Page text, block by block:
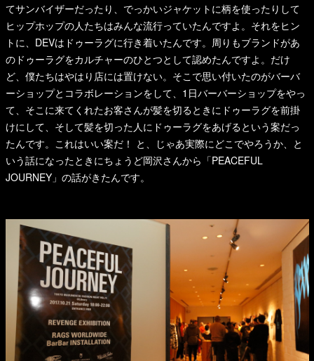
てサンバイザーだったり、でっかいジャケットに柄を使ったりして
ヒップホップの人たちはみんな流行っていたんですよ。それをヒン
トに、DEVはドゥーラグに行き着いたんです。周りもブランドがあ
のドゥーラグをカルチャーのひとつとして認めたんですよ。だけ
ど、僕たちはやはり店には置けない。そこで思い付いたのがバーバ
ーショップとコラボレーションをして、1日バーバーショップをやっ
て、そこに来てくれたお客さんが髪を切るときにドゥーラグを前掛
けにして、そして髪を切った人にドゥーラグをあげるという案だっ
たんです。これはいい案だ！ と、じゃあ実際にどこでやろうか、と
いう話になったときにちょうど岡沢さんから「PEACEFUL
JOURNEY」の話がきたんです。